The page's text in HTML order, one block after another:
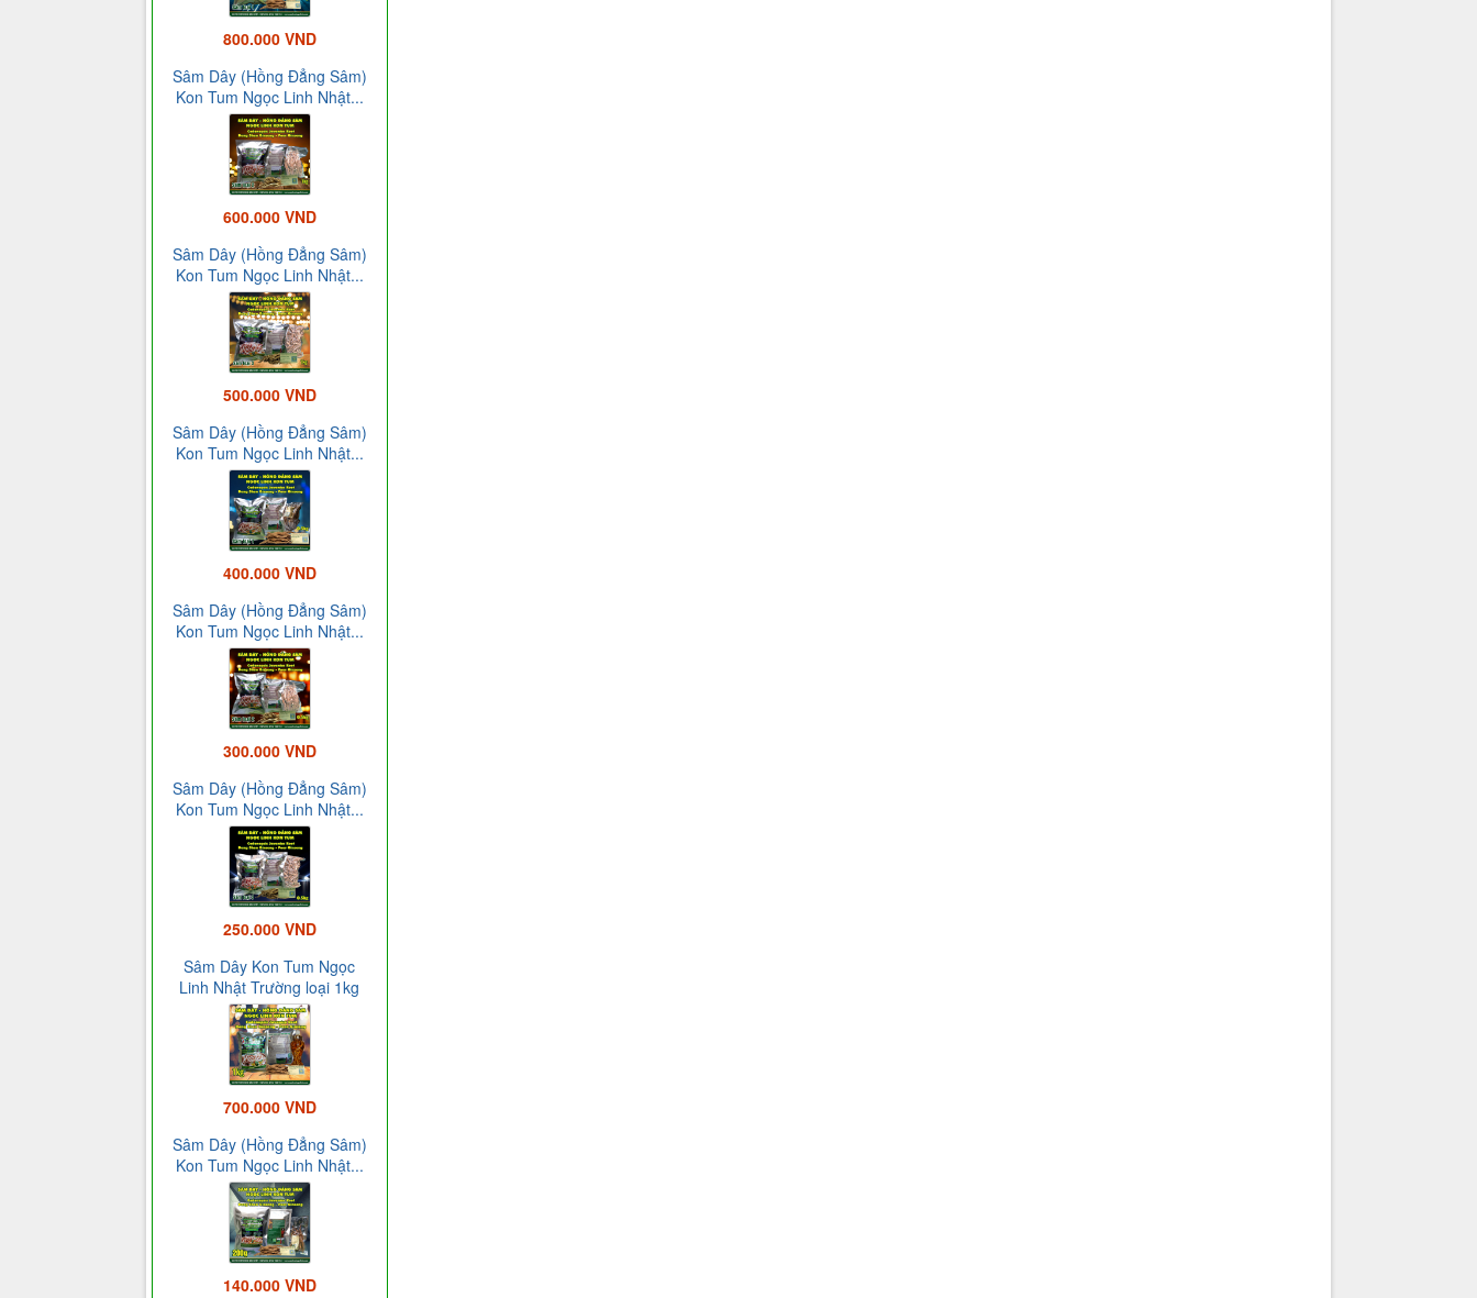
800.000 VND
Sâm Dây (Hồng Đẳng Sâm)
Kon Tum Ngọc Linh Nhật...
600.000 VND
Sâm Dây (Hồng Đẳng Sâm)
Kon Tum Ngọc Linh Nhật...
500.000 VND
Sâm Dây (Hồng Đẳng Sâm)
Kon Tum Ngọc Linh Nhật...
400.000 VND
Sâm Dây (Hồng Đẳng Sâm)
Kon Tum Ngọc Linh Nhật...
300.000 VND
Sâm Dây (Hồng Đẳng Sâm)
Kon Tum Ngọc Linh Nhật...
250.000 VND
Sâm Dây Kon Tum Ngọc
Linh Nhật Trường loại 1kg
700.000 VND
Sâm Dây (Hồng Đẳng Sâm)
Kon Tum Ngọc Linh Nhật...
140.000 VND